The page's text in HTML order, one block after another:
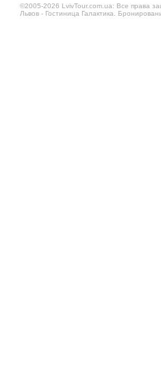
©2005-2026 LvivTour.com.ua: Все права
Львов - Гостиница Галактика.